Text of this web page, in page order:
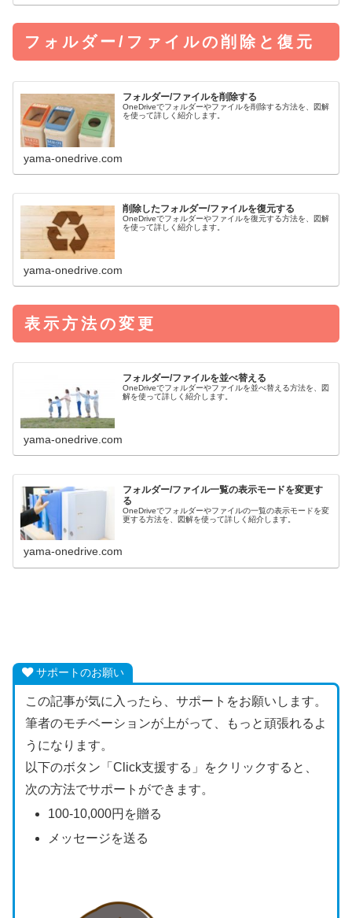
フォルダー/ファイルの削除と復元
フォルダー/ファイルを削除する
OneDriveでフォルダーやファイルを削除する方法を、図解
を使って詳しく紹介します。
yama-onedrive.com
削除したフォルダー/ファイルを復元する
OneDriveでフォルダーやファイルを復元する方法を、図解
を使って詳しく紹介します。
yama-onedrive.com
表示方法の変更
フォルダー/ファイルを並べ替える
OneDriveでフォルダーやファイルを並べ替える方法を、図
解を使って詳しく紹介します。
yama-onedrive.com
フォルダー/ファイル一覧の表示モードを変更す
る
OneDriveでフォルダーやファイルの一覧の表示モードを変
更する方法を、図解を使って詳しく紹介します。
yama-onedrive.com
サポートのお願い
この記事が気に入ったら、サポートをお願いします。
筆者のモチベーションが上がって、もっと頑張れるよ
うになります。
以下のボタン「Click支援する」をクリックすると、
次の方法でサポートができます。
100-10,000円を贈る
メッセージを送る